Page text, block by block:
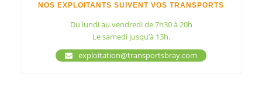
NOS EXPLOITANTS SUIVENT VOS TRANSPORTS
Du lundi au vendredi de 7h30 à 20h
Le samedi jusqu’à 13h.
exploitation@transportsbray.com